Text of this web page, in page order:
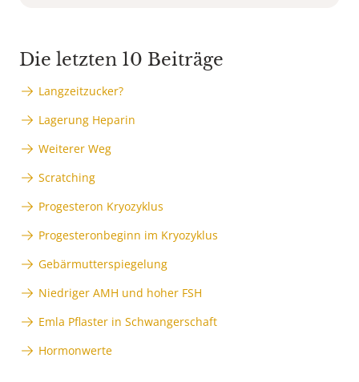
Die letzten 10 Beiträge
Langzeitzucker?
Lagerung Heparin
Weiterer Weg
Scratching
Progesteron Kryozyklus
Progesteronbeginn im Kryozyklus
Gebärmutterspiegelung
Niedriger AMH und hoher FSH
Emla Pflaster in Schwangerschaft
Hormonwerte